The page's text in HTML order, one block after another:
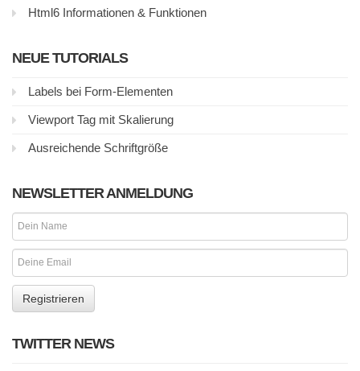
Html6 Informationen & Funktionen
NEUE TUTORIALS
Labels bei Form-Elementen
Viewport Tag mit Skalierung
Ausreichende Schriftgröße
NEWSLETTER ANMELDUNG
TWITTER NEWS